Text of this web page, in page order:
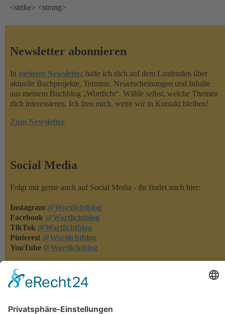
<strike> <strong>
Newsletter abonnieren
In meinem Newsletter halte ich dich auf dem Laufenden über
aktuelle Buchprojekte, Termine, Neuerscheinungen und Inhalte
aus meinem Buchblog „Wortlicht“. Wähle selbst, welche Themen
dich interessieren. Ich freu mich, wenn wir in Kontakt bleiben!
Zum Newsletter
Social Media
Folgt mir gerne auch auf Social Media - ihr findet mich hier:
Instagram @Wortlichtblog
Facebook @Wortlichtblog
TikTok @Wortlichtblog
Pinterest @Wortlichtblog
YouTube @Wortlichtblog
Rezensionen